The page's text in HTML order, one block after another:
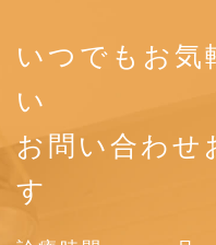
いつでもお気
い
お問い合わせ
す